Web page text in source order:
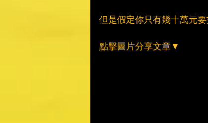
但是假定你只有幾十萬元
點擊圖片分享文章▼